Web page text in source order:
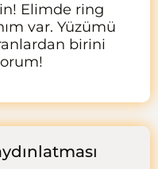
Elimde ring
var. Yüzümü
birini